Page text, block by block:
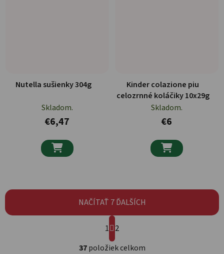
Nutella sušienky 304g
Skladom.
€6,47

Kinder colazione piu
celozrnné koláčiky 10x29g
Skladom.
€6

Ovládacie prvky výpisu
NAČÍTAŤ 7 ĎALŠÍCH
Stránkovanie
1
2
37položiek celkom